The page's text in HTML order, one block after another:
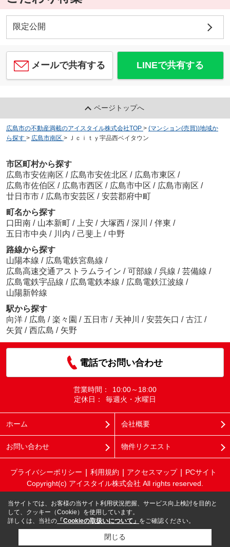
限定公開
メールで共有する LINEで共有する
ページトップへ
広島市の不動産満載のアイスタイル株式会社TOP > (マンション(売買))地域か
ら探す > 広島市南区 > Ｊｃｉｔｙ宇品西ベイタウン
市区町村から探す
広島市安佐南区 / 広島市安佐北区 / 広島市東区 /
広島市佐伯区 / 広島市西区 / 広島市中区 / 広島市南区 /
廿日市市 / 広島市安芸区 / 安芸郡府中町
町名から探す
口田南 / 山本新町 / 上安 / 大塚西 / 深川 / 伴東 /
五日市中央 / 川内 / 己斐上 / 中野
路線から探す
山陽本線 / 広島電鉄宮島線 /
広島高速交通アストラムライン / 可部線 / 呉線 / 芸備線 /
広島電鉄宇品線 / 広島電鉄本線 / 広島電鉄江波線 /
山陽新幹線
駅から探す
向洋 / 広島 / 楽々園 / 五日市 / 天神川 / 安芸矢口 / 古江 /
矢賀 / 西広島 / 矢野
電話でお問い合わせ
営業時間：
10:00～18:00
定休日：
毎週火・水曜日
ホーム 会社概要
お問い合わせ 物件リクエスト
プライバシーポリシー 利用規約 アクセスマップ
PCサイト
Copyright(c) アイスタイル株式会社 All rights reserved.
当サイトでは、お客様の当サイト利用状況把握、サービス向上検討を目的と
して、クッキー（Cookie）を使用しています。
詳しくは、当社の 「Cookieの取扱いについて」 をご確認ください。
閉じる